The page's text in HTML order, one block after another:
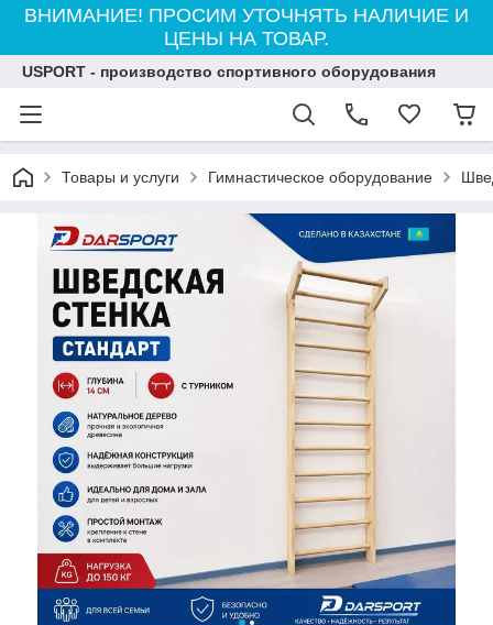
ВНИМАНИЕ! ПРОСИМ УТОЧНЯТЬ НАЛИЧИЕ И
ЦЕНЫ НА ТОВАР.
USPORT - производство спортивного оборудования
Товары и услуги Гимнастическое оборудование